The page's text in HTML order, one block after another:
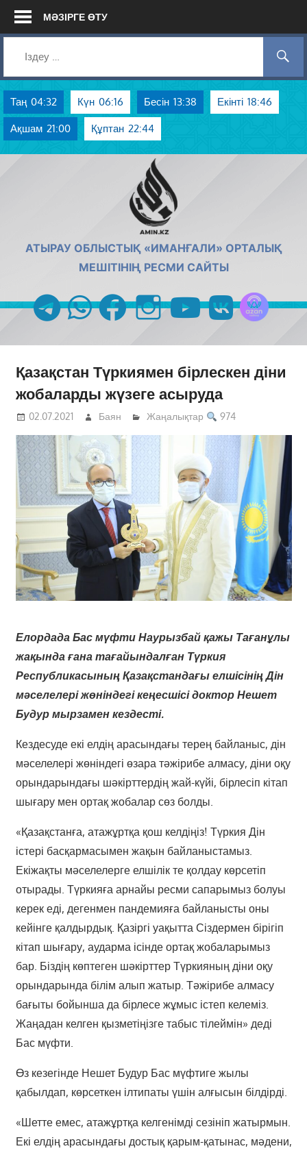
Skip
МӘЗІРГЕ ӨТУ
Таң 04:32 Күн 06:16 Бесін 13:38 Екінті 18:46
Ақшам 21:00 Құптан 22:44
АТЫРАУ ОБЛЫСТЫҚ «ИМАНҒАЛИ» ОРТАЛЫҚ
МЕШІТІНІҢ РЕСМИ САЙТЫ
telegramwhatsappfacebookinstagramyoutubevk
Қазақстан Түркиямен бірлескен діни
жобаларды жүзеге асыруда
02.07.2021 Баян Жаңалықтар 974
Елордада Бас мүфти Наурызбай қажы Тағанұлы
жақында ғана тағайындалған Түркия
Республикасының Қазақстандағы елшісінің Дін
мәселелері жөніндегі кеңесшісі доктор Нешет
Будур мырзамен кездесті.
Кездесуде екі елдің арасындағы терең байланыс, дін
мәселелері жөніндегі өзара тәжірибе алмасу, діни оқу
орындарындағы шәкірттердің жай-күйі, бірлесіп кітап
шығару мен ортақ жобалар сөз болды.
«Қазақстанға, атажұртқа қош келдіңіз! Түркия Дін
істері басқармасымен жақын байланыстамыз.
Екіжақты мәселелерге елшілік те қолдау көрсетіп
отырады. Түркияға арнайы ресми сапарымыз болуы
керек еді, дегенмен пандемияға байланысты оны
кейінге қалдырдық. Қазіргі уақытта Сіздермен бірігіп
кітап шығару, аударма ісінде ортақ жобаларымыз
бар. Біздің көптеген шәкірттер Түркияның діни оқу
орындарында білім алып жатыр. Тәжірибе алмасу
бағыты бойынша да бірлесе жұмыс істеп келеміз.
Жаңадан келген қызметіңізге табыс тілеймін» деді
Бас мүфти.
Өз кезегінде Нешет Будур Бас мүфтиге жылы
қабылдап, көрсеткен ілтипаты үшін алғысын білдірді.
«Шетте емес, атажұртқа келгенімді сезініп жатырмын.
Екі елдің арасындағы достық қарым-қатынас, мәдени,